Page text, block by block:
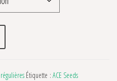
ACE Seeds
Étiquette : ACE Seeds